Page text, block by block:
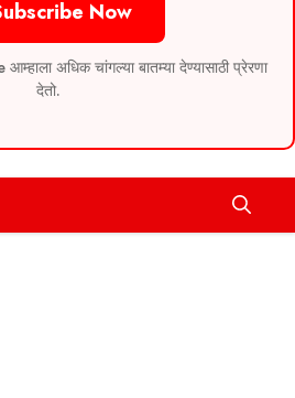
Now
अधिक चांगल्या बातम्या देण्यासाठी प्रेरणा
देतो.